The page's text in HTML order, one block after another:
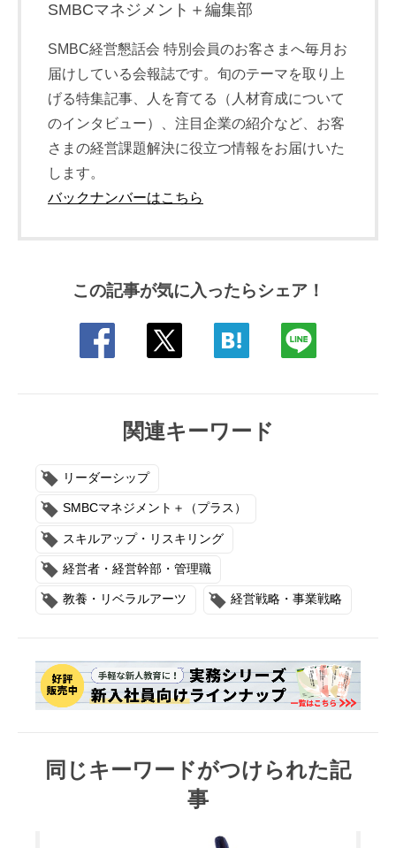
SMBCマネジメント＋編集部
SMBC経営懇話会 特別会員のお客さまへ毎月お
届けしている会報誌です。旬のテーマを取り上
げる特集記事、人を育てる（人材育成について
のインタビュー）、注目企業の紹介など、お客
さまの経営課題解決に役立つ情報をお届けいた
します。
バックナンバーはこちら
この記事が気に入ったらシェア！
関連キーワード
リーダーシップ
SMBCマネジメント＋（プラス）
スキルアップ・リスキリング
経営者・経営幹部・管理職
教養・リベラルアーツ 経営戦略・事業戦略
同じキーワードがつけられた記
事